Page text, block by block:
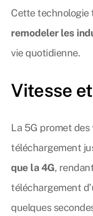
Cette
remodeler les
vie quotidienne.
Vitesse
La 5G promet des
téléchargement
que la 4G,
téléchargement
quelques